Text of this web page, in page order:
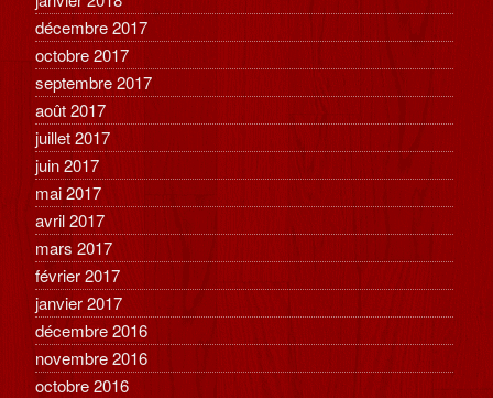
décembre 2017
octobre 2017
septembre 2017
août 2017
juillet 2017
juin 2017
mai 2017
avril 2017
mars 2017
février 2017
janvier 2017
décembre 2016
novembre 2016
octobre 2016